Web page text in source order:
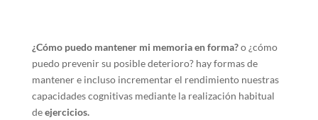
¿Cómo puedo mantener mi memoria en forma?o ¿cómo
puedo prevenir su posible deterioro? hay formas de
mantener e incluso incrementar el rendimiento nuestras
capacidades cognitivas mediante la realización habitual
deejercicios.